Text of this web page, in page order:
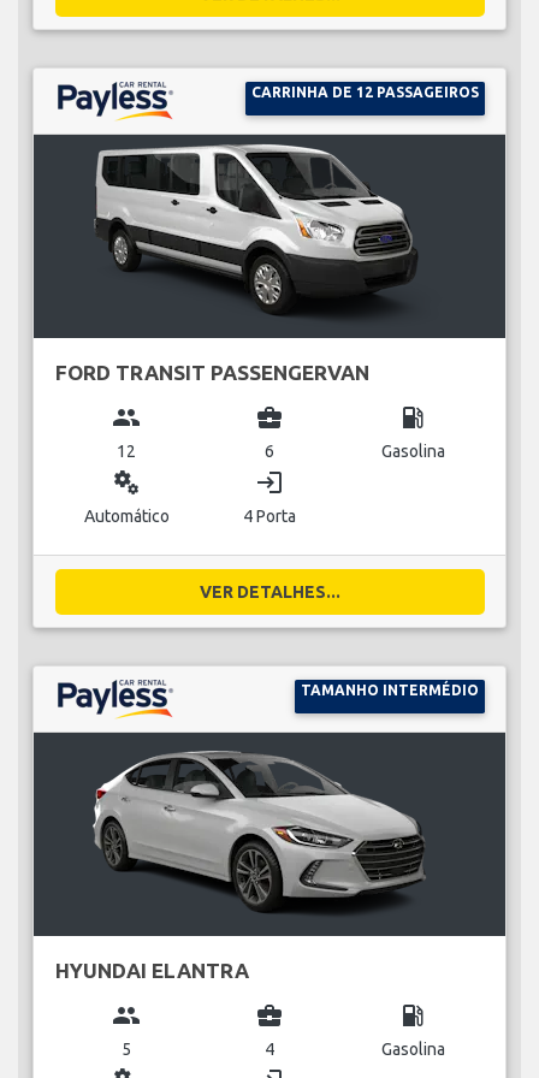
CARRINHA DE 12 PASSAGEIROS
FORD TRANSIT PASSENGERVAN
group
12
business_center
6
local_gas_station
Gasolina
miscellaneous_services
Automático
login
4 Porta
VER DETALHES...
TAMANHO INTERMÉDIO
HYUNDAI ELANTRA
group
5
business_center
4
local_gas_station
Gasolina